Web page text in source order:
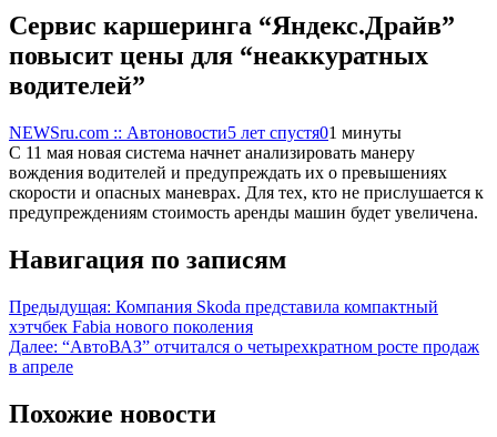
Сервис каршеринга “Яндекс.Драйв”
повысит цены для “неаккуратных
водителей”
NEWSru.com :: Автоновости5 лет спустя01 минуты
С 11 мая новая система начнет анализировать манеру
вождения водителей и предупреждать их о превышениях
скорости и опасных маневрах. Для тех, кто не прислушается к
предупреждениям стоимость аренды машин будет увеличена.
Навигация по записям
Предыдущая: Компания Skoda представила компактный
хэтчбек Fabia нового поколения
Далее: “АвтоВАЗ” отчитался о четырехкратном росте продаж
в апреле
Похожие новости